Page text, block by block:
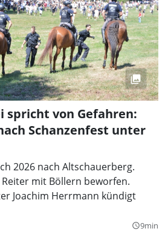
spricht von Gefahren:
Schanzenfest unter
2026 nach Altschauerberg.
mit Böllern beworfen.
Joachim Herrmann kündigt
query_builder9min